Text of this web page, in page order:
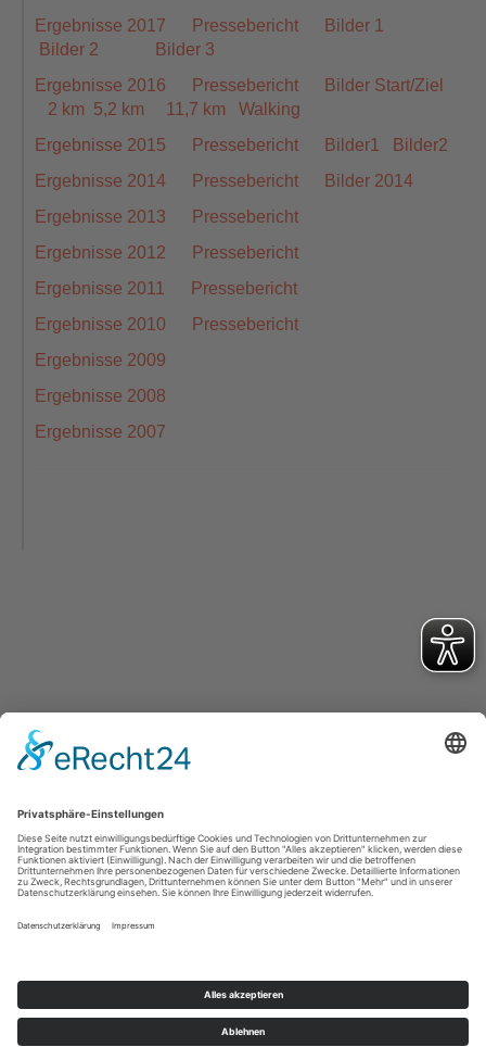
Ergebnisse 2017
Pressebericht
Bilder 1
Bilder 2
Bilder 3
Ergebnisse 2016
Pressebericht
Bilder Start/Ziel
2 km 5,2 km 11,7 km
Walking
Ergebnisse 2015
Pressebericht Bilder1
Bilder2
Ergebnisse 2014
Pressebericht
Bilder 2014
Ergebnisse 2013
Pressebericht
Ergebnisse 2012
Pressebericht
Ergebnisse 2011
Pressebericht
Ergebnisse 2010
Pressebericht
Ergebnisse 2009
Ergebnisse 2008
Ergebnisse 2007
Turnverein Germania Hattorf von 1902 e.V.
Otto-Escher-Str. 3
37197 Hattorf am Harz
office@tvg-hattorf.de
Kontakt
Cookie-Einstellungen